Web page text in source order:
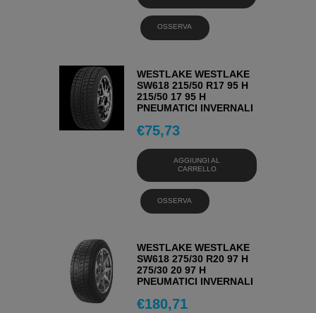
OSSERVA
WESTLAKE WESTLAKE
SW618 215/50 R17 95 H
215/50 17 95 H
PNEUMATICI INVERNALI
€75,73
AGGIUNGI AL
CARRELLO
OSSERVA
WESTLAKE WESTLAKE
SW618 275/30 R20 97 H
275/30 20 97 H
PNEUMATICI INVERNALI
€180,71